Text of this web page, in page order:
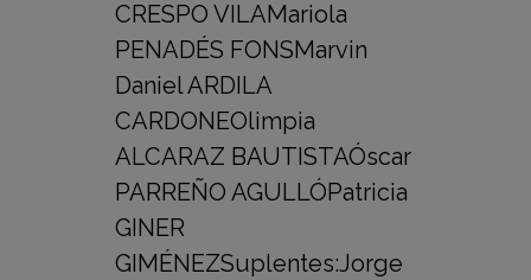
CRESPO VILAMariola
PENADÉS FONSMarvin
Daniel ARDILA
CARDONEOlimpia
ALCARAZ BAUTISTAÓscar
PARREÑO AGULLÓPatricia
GINER
GIMÉNEZSuplentes:Jorge